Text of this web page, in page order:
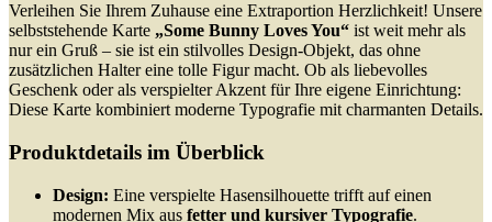
Verleihen Sie Ihrem Zuhause eine Extraportion Herzlichkeit! Unsere
selbststehende Karte „Some Bunny Loves You“ ist weit mehr als
nur ein Gruß – sie ist ein stilvolles Design-Objekt, das ohne
zusätzlichen Halter eine tolle Figur macht. Ob als liebevolles
Geschenk oder als verspielter Akzent für Ihre eigene Einrichtung:
Diese Karte kombiniert moderne Typografie mit charmanten Details.
Produktdetails im Überblick
Design: Eine verspielte Hasensilhouette trifft auf einen
modernen Mix aus fetter und kursiver Typografie.